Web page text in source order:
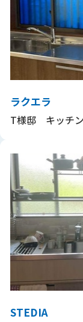
ラクエラ
T様邸 キッチ
STEDIA